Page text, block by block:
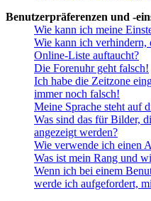
Benutzerpräferenzen und -
Wie kann ich meine
Wie kann ich verhindern,
Online-Liste auftaucht?
Die Forenuhr geht falsch!
Ich habe die Zeitzone
immer noch falsch!
Meine Sprache steht auf
Was sind das für Bilder,
angezeigt werden?
Wie verwende ich einen
Was ist mein Rang und
Wenn ich bei einem
werde ich aufgefordert,